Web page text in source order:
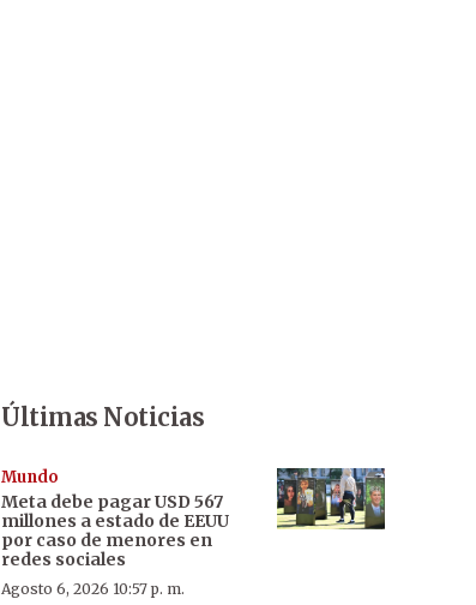
Últimas Noticias
Mundo
Meta debe pagar USD 567
millones a estado de EEUU
por caso de menores en
redes sociales
Agosto 6, 2026 10:57 p. m.